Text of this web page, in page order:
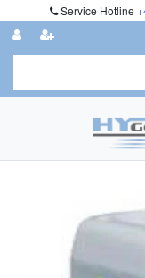
Service Hotline